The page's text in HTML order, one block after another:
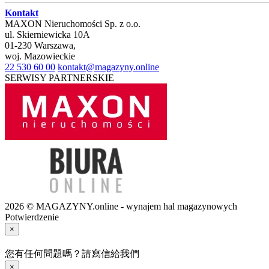
Kontakt
MAXON Nieruchomości Sp. z o.o.
ul. Skierniewicka 10A
01-230 Warszawa,
woj. Mazowieckie
22 530 60 00 kontakt@magazyny.online
SERWISY PARTNERSKIE
2026 © MAGAZYNY.online - wynajem hal magazynowych
Potwierdzenie
×
您有任何問題嗎？請寫信給我們
×